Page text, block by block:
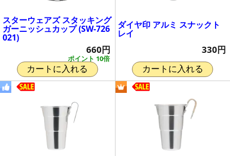
スターウェアズ スタッキング
ガーニッシュカップ (SW-726
021)
ポイント 10倍
660円
カートに入れる
ダイヤ印 アルミ スナックト
レイ
330円
カートに入れる